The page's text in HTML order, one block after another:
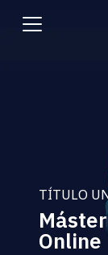
Abrir
TÍTULO
Online